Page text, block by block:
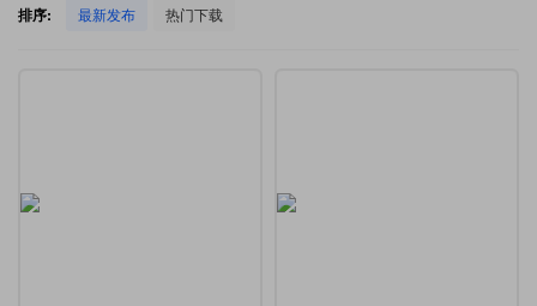
排序: 最新发布 热门下载